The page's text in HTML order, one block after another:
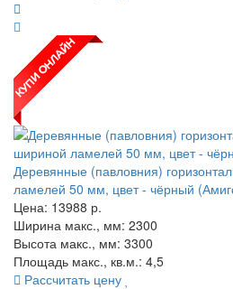
Деревянные (павловния)
ламелей 50 мм, цвет - чёрный
Цена: 13988 р.
Ширина макс., мм: 2300
Высота макс., мм: 3300
Площадь макс., кв.м.: 4,5
Рассчитать цену